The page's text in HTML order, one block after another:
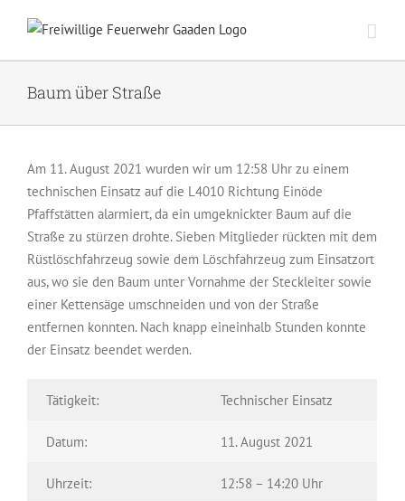
Inhalt
springen
Baum über Straße
Am 11. August 2021 wurden wir um 12:58 Uhr zu einem
technischen Einsatz auf die L4010 Richtung Einöde
Pfaffstätten alarmiert, da ein umgeknickter Baum auf die
Straße zu stürzen drohte. Sieben Mitglieder rückten mit dem
Rüstlöschfahrzeug sowie dem Löschfahrzeug zum Einsatzort
aus, wo sie den Baum unter Vornahme der Steckleiter sowie
einer Kettensäge umschneiden und von der Straße
entfernen konnten. Nach knapp eineinhalb Stunden konnte
der Einsatz beendet werden.
Tätigkeit: Technischer Einsatz
Datum: 11. August 2021
Uhrzeit: 12:58 – 14:20 Uhr